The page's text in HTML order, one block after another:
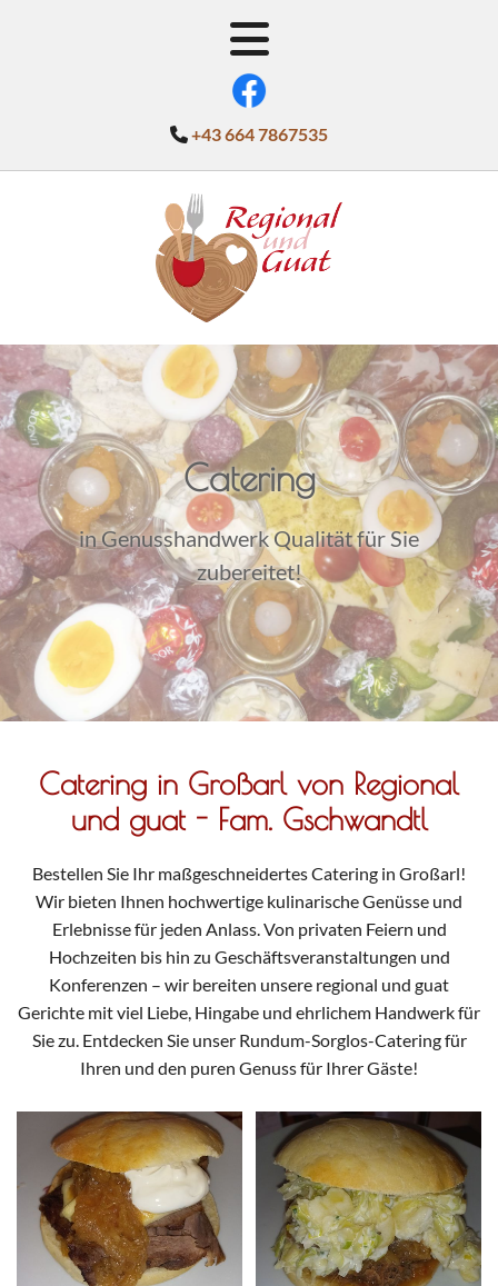
+43 664 7867535
Catering
in Genusshandwerk Qualität für Sie
zubereitet!
Catering in Großarl von Regional
und guat - Fam. Gschwandtl
Bestellen Sie Ihr maßgeschneidertes Catering in Großarl!
Wir bieten Ihnen hochwertige kulinarische Genüsse und
Erlebnisse für jeden Anlass. Von privaten Feiern und
Hochzeiten bis hin zu Geschäftsveranstaltungen und
Konferenzen – wir bereiten unsere regional und guat
Gerichte mit viel Liebe, Hingabe und ehrlichem Handwerk für
Sie zu. Entdecken Sie unser Rundum-Sorglos-Catering für
Ihren und den puren Genuss für Ihrer Gäste!